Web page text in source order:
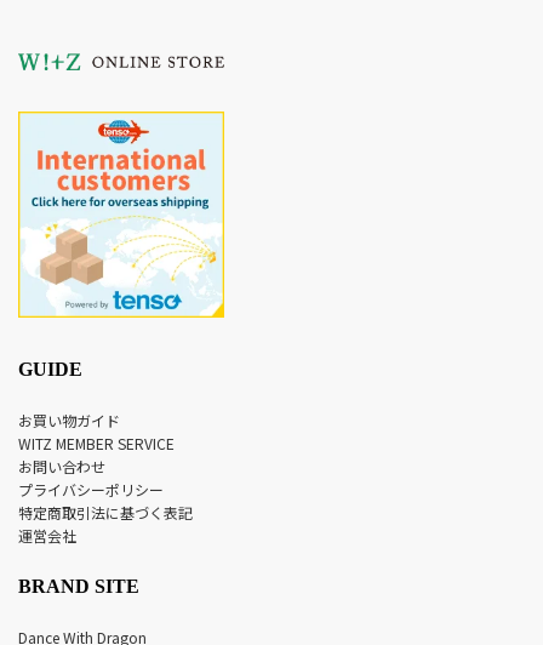
GUIDE
お買い物ガイド
WITZ MEMBER SERVICE
お問い合わせ
プライバシーポリシー
特定商取引法に基づく表記
運営会社
BRAND SITE
Dance With Dragon